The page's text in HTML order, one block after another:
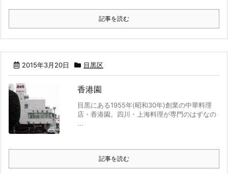
記事を読む
2015年3月20日 目黒区
香港園
目黒にある1955年(昭和30年)創業の中華料理
店・香港園。四川・上海料理が専門のはずなの
...
記事を読む